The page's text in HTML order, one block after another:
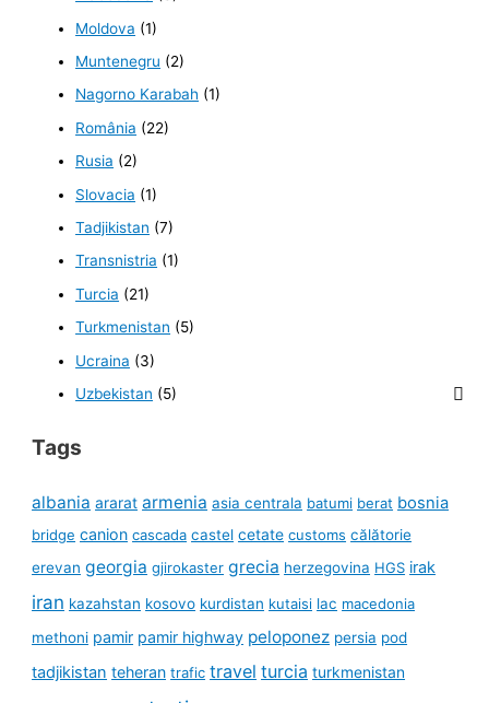
Moldova (1)
Muntenegru (2)
Nagorno Karabah (1)
România (22)
Rusia (2)
Slovacia (1)
Tadjikistan (7)
Transnistria (1)
Turcia (21)
Turkmenistan (5)
Ucraina (3)
Uzbekistan (5)
Tags
albania ararat armenia asia centrala batumi berat bosnia
bridge canion cascada castel cetate customs călătorie
erevan georgia gjirokaster grecia herzegovina HGS irak
iran kazahstan kosovo kurdistan kutaisi lac macedonia
methoni pamir pamir highway peloponez persia pod
tadjikistan teheran trafic travel turcia turkmenistan